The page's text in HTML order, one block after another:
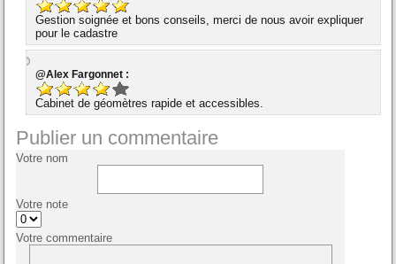
Gestion soignée et bons conseils, merci de nous avoir expliquer
pour le cadastre
@Alex Fargonnet :
Cabinet de géomètres rapide et accessibles.
Publier un commentaire
Votre nom
Votre note
Votre commentaire